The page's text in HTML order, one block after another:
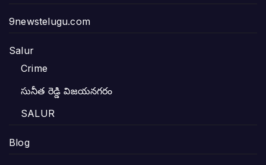
9newstelugu.com
Salur
Crime
సునీత రెడ్డి విజయనగరం
SALUR
Blog